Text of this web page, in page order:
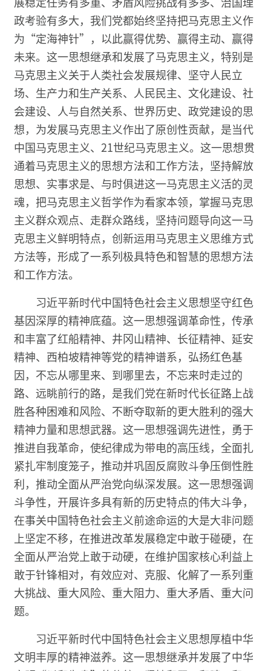
政考验有多大，我们党都始终坚持把马克思主义作
为“定海神针”，以此赢得优势、赢得主动、赢得
未来。这一思想继承和发展了马克思主义，特别是
马克思主义关于人类社会发展规律、坚守人民立
场、生产力和生产关系、人民民主、文化建设、社
会建设、人与自然关系、世界历史、政党建设的思
想，为发展马克思主义作出了原创性贡献，是当代
中国马克思主义、21世纪马克思主义。这一思想贯
通着马克思主义的思想方法和工作方法，坚持解放
思想、实事求是、与时俱进这一马克思主义活的灵
魂，把马克思主义哲学作为看家本领，掌握马克思
主义群众观点、走群众路线，坚持问题导向这一马
克思主义鲜明特点，创新运用马克思主义思维方式
方法等，形成了一系列极具特色和智慧的思想方法
和工作方法。
习近平新时代中国特色社会主义思想坚守红色
基因深厚的精神底蕴。这一思想强调革命性，传承
和丰富了红船精神、井冈山精神、长征精神、延安
精神、西柏坡精神等党的精神谱系，弘扬红色基
因，不忘从哪里来、到哪里去，不忘来时走过的
路、远眺前行的路，是我们党在新时代长征路上战
胜各种困难和风险、不断夺取新的更大胜利的强大
精神力量和思想武器。这一思想强调先进性，勇于
推进自我革命，使纪律成为带电的高压线，全面扎
紧扎牢制度笼子，推动并巩固反腐败斗争压倒性胜
利，推动全面从严治党向纵深发展。这一思想强调
斗争性，开展许多具有新的历史特点的伟大斗争，
在事关中国特色社会主义前途命运的大是大非问题
上坚定不移，在推进改革发展稳定中敢于碰硬，在
全面从严治党上敢于动硬，在维护国家核心利益上
敢于针锋相对，有效应对、克服、化解了一系列重
大挑战、重大风险、重大阻力、重大矛盾、重大问
题。
习近平新时代中国特色社会主义思想厚植中华
文明丰厚的精神滋养。这一思想继承并发展了中华